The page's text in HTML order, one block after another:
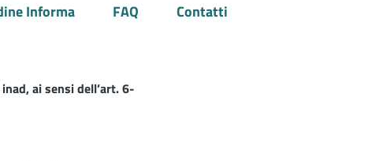
Informa FAQ Contatti
ai sensi dell’art. 6-